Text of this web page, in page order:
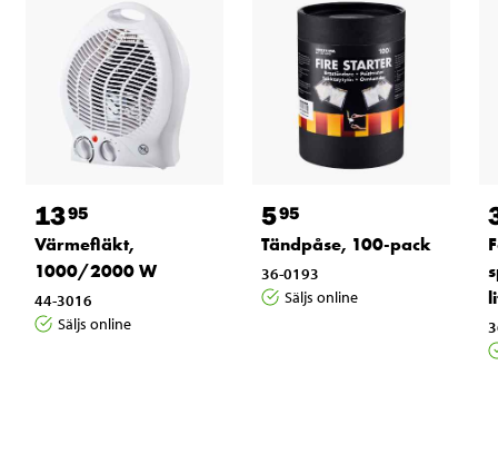
1395
Värmefläkt,
1000/2000 W
44-3016
Säljs online
595
Tändpåse, 100-pack
36-0193
Säljs online